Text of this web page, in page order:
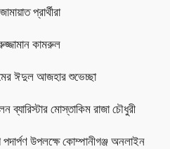
প্রার্থীরা
কামরুল
ঈদুল আজহার শুভেচ্ছা
মোস্তাকিম রাজা চৌধুরী
উপলক্ষে কোম্পানীগঞ্জ অনলাইন